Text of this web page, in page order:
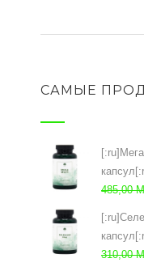
САМЫЕ
485,00
310,00